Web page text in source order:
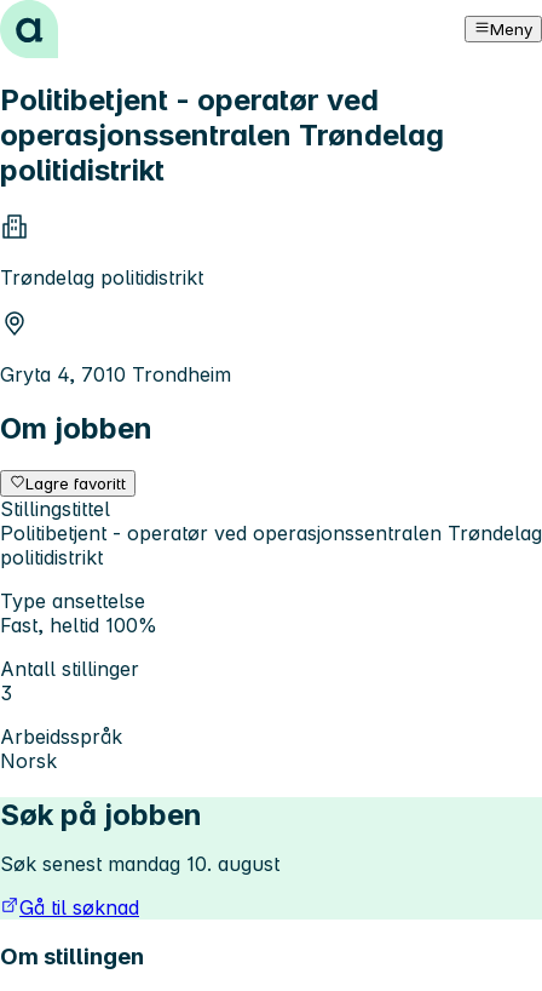
Hopp til innhold Meny
Politibetjent - operatør ved
operasjonssentralen Trøndelag
politidistrikt
Trøndelag politidistrikt
Gryta 4, 7010 Trondheim
Om jobben
Lagre favoritt
Stillingstittel
Politibetjent - operatør ved operasjonssentralen Trøndelag
politidistrikt
Type ansettelse
Fast, heltid 100%
Antall stillinger
3
Arbeidsspråk
Norsk
Søk på jobben
Søk senest mandag 10. august
Gå til søknad
Om stillingen